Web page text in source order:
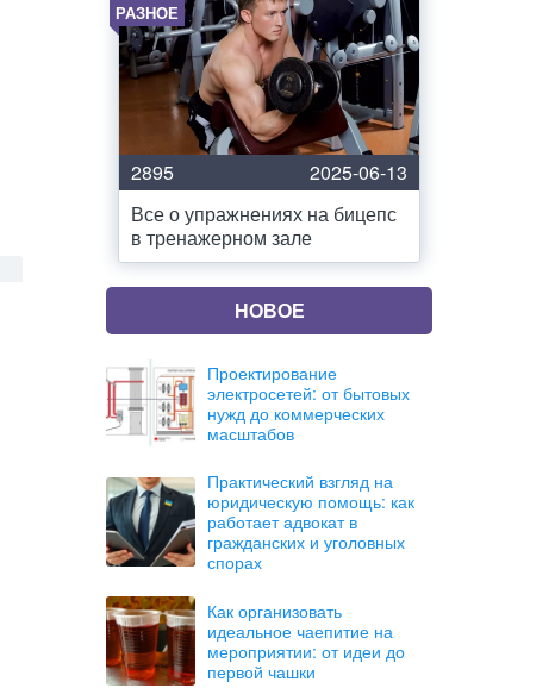
РАЗНОЕ
2895
2025-06-13
Все о упражнениях на бицепс
в тренажерном зале
НОВОЕ
Проектирование
электросетей: от бытовых
нужд до коммерческих
масштабов
Практический взгляд на
юридическую помощь: как
работает адвокат в
гражданских и уголовных
спорах
Как организовать
идеальное чаепитие на
мероприятии: от идеи до
первой чашки